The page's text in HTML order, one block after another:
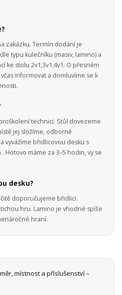
zakázku. Termín dodání je
typu kulečníku (masiv, lamino) a
ke stolu 2v1,3v1,4v1. O přesném
informovat a domluvíme se k
technici. Stůl dovezeme
jej složíme, odborně
vyvážíme břidlicovou desku s
Hotovo máme za 3–5 hodin, vy se
desku?
doporučujeme břidlici.
hru. Lamino je vhodné spíše
hraní.
místnost a příslušenství –